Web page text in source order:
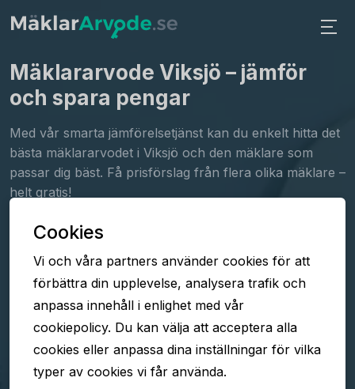
Mäklararvode Viksjö – jämför
och spara pengar
Med vår smarta jämförelsetjänst kan du enkelt hitta det
bästa mäklararvodet i Viksjö och den mäklare som
passar dig bäst. Få prisförslag från flera olika mäklare –
helt gratis!
Fyll i formuläret
Jämför arvoden
Välj mäklare
TJÄNSTEN ÄR GRATIS
Cookies
Vi och våra partners använder cookies för att
förbättra din upplevelse, analysera trafik och
anpassa innehåll i enlighet med vår
cookiepolicy. Du kan välja att acceptera alla
cookies eller anpassa dina inställningar för vilka
typer av cookies vi får använda.